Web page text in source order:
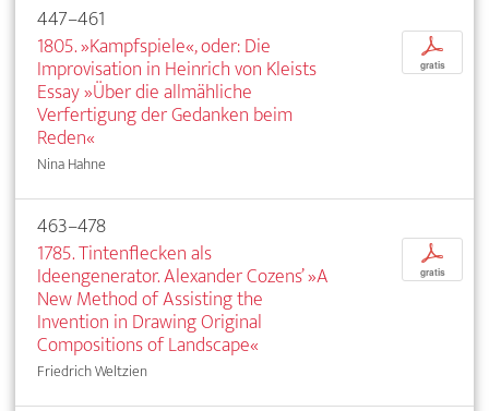
447–461
1805. »Kampfspiele«, oder: Die
Improvisation in Heinrich von Kleists
Essay »Über die allmähliche
Verfertigung der Gedanken beim
Reden«
Nina Hahne
p
gratis
463–478
1785. Tintenflecken als
Ideengenerator. Alexander Cozens’ »A
New Method of Assisting the
Invention in Drawing Original
Compositions of Landscape«
Friedrich Weltzien
p
gratis